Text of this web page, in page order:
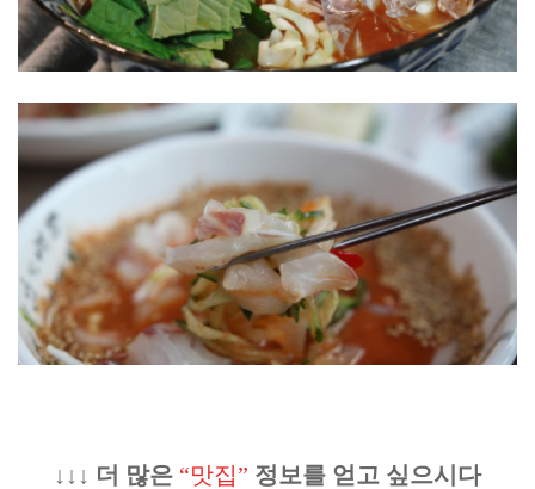
↓↓↓ 더 많은 “맛집” 정보를 얻고 싶으시다